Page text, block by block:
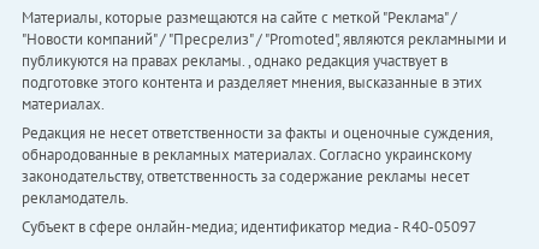
Материалы, которые размещаются на сайте с меткой "Реклама" /
"Новости компаний" / "Пресрелиз" / "Promoted", являются рекламными и
публикуются на правах рекламы. , однако редакция участвует в
подготовке этого контента и разделяет мнения, высказанные в этих
материалах.
Редакция не несет ответственности за факты и оценочные суждения,
обнародованные в рекламных материалах. Согласно украинскому
законодательству, ответственность за содержание рекламы несет
рекламодатель.
Субъект в сфере онлайн-медиа; идентификатор медиа - R40-05097